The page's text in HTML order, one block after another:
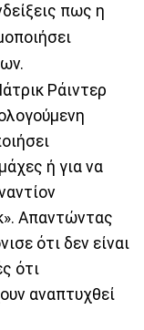
πως η
Ράιντερ
ή για να
Απαντώντας
ότι δεν είναι
ότι
αναπτυχθεί